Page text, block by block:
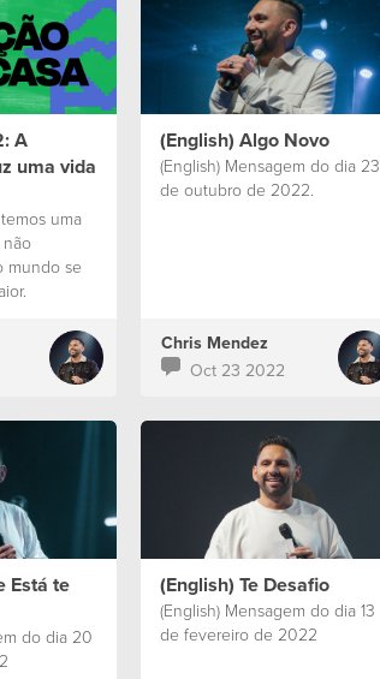
al sembrar,
semilla
impactadas
para la
frutos puedan alcanzar a
generaciones futuras”.
A
uma vida
uma
mundo se
(English) Algo Novo
(English) Mensagem do dia 23
de outubro de 2022.
Chris Mendez
Oct 23 2022
Está te
do dia 20
(English) Te Desafio
(English) Mensagem do dia 13
de fevereiro de 2022